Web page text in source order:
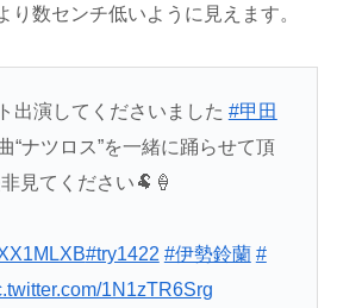
り数センチ低いように見えます。
出演してくださいました #甲田
“ナツロス”を一緒に踊らせて頂
見てください🐏🍦
#try1422 #伊勢鈴蘭 #
1N1zTR6Srg